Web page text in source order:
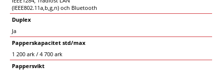
(IEEE802.11a,b,g,n) och Bluetooth
Duplex
Ja
Papperskapacitet std/max
1 200 ark / 4 700 ark
Pappersvikt